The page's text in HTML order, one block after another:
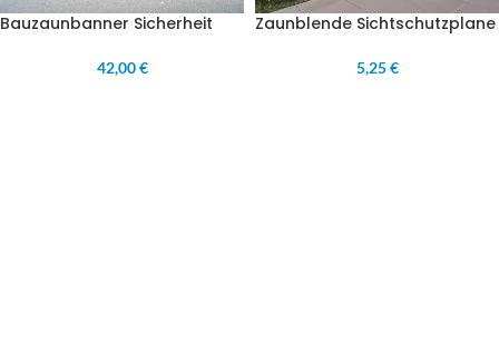
Bauzaunbanner Sicherheit
42,00 €
Zaunblende Sichtschutzplane
5,25 €